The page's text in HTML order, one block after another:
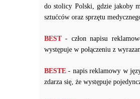
do stolicy Polski, gdzie jakoby
sztućców oraz sprzętu
BEST- człon napisu
występuje w połączeniu z
BESTE - napis reklamowy w
zdarza się, że występuje